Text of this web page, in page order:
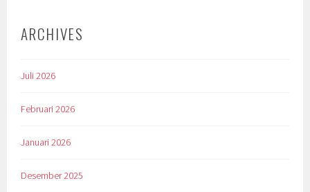
ARCHIVES
Juli 2026
Februari 2026
Januari 2026
Desember 2025